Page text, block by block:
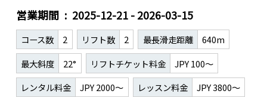
営業期間 2025-12-21 - 2026-03-15
コース数 2 リフト数 2 最長滑走距離
640m
最大斜度
22° リフトチケット料金
JPY 100～
レンタル料金
JPY 2000～ レッスン料金 JPY 3800～